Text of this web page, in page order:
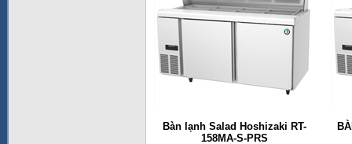
Bàn lạnh Salad Hoshizaki RT-
158MA-S-PRS